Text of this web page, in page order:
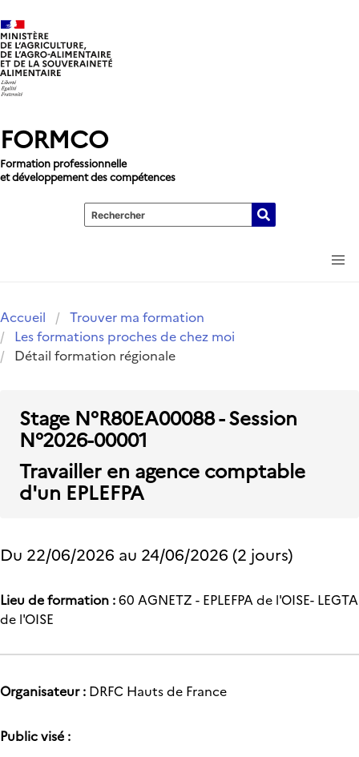
FORMCO
Formation professionnelle
et développement des compétences
Accueil
Trouver ma formation
Les formations proches de chez moi
Détail formation régionale
Stage N°R80EA00088 - Session
N°2026-00001
Travailler en agence comptable
d'un EPLEFPA
Du 22/06/2026 au 24/06/2026 (2 jours)
Lieu de formation :60 AGNETZ - EPLEFPA de l'OISE- LEGTA
de l'OISE
Organisateur : DRFC Hauts de France
Public visé :